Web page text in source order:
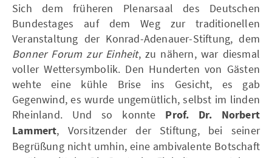
Sich dem früheren Plenarsaal des Deutschen
Bundestages auf dem Weg zur traditionellen
Veranstaltung der Konrad-Adenauer-Stiftung, dem
Bonner Forum zur Einheit, zu nähern, war diesmal
voller Wettersymbolik. Den Hunderten von Gästen
wehte eine kühle Brise ins Gesicht, es gab
Gegenwind, es wurde ungemütlich, selbst im linden
Rheinland. Und so konnte Prof. Dr. Norbert
Lammert, Vorsitzender der Stiftung, bei seiner
Begrüßung nicht umhin, eine ambivalente Botschaft